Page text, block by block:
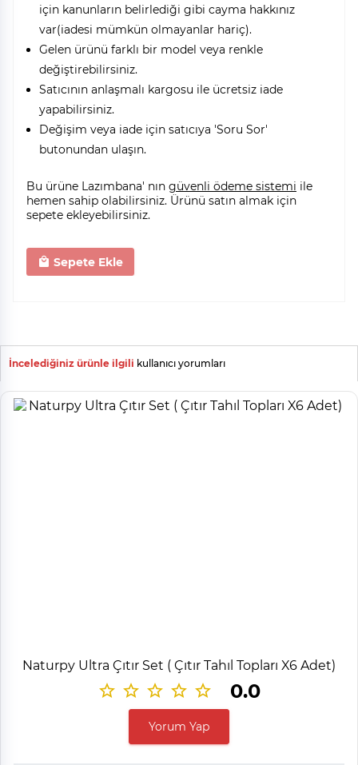
için kanunların belirlediği gibi cayma hakkınız
var(iadesi mümkün olmayanlar hariç).
Gelen ürünü farklı bir model veya renkle
değiştirebilirsiniz.
Satıcının anlaşmalı kargosu ile ücretsiz iade
yapabilirsiniz.
Değişim veya iade için satıcıya 'Soru Sor'
butonundan ulaşın.
Bu ürüne Lazımbana' nın güvenli ödeme sistemi ile
hemen sahip olabilirsiniz. Ürünü satın almak için
sepete ekleyebilirsiniz.
Sepete Ekle
İncelediğiniz ürünle ilgili kullanıcı yorumları
Naturpy Ultra Çıtır Set ( Çıtır Tahıl Topları X6 Adet)
0.0
Yorum Yap